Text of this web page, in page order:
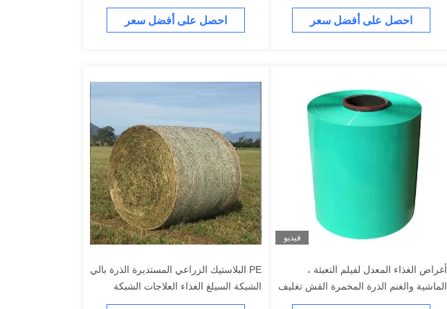
الزراعية في الدفيئة
احصل على أفضل سعر
والألواح MDF الورق الزخرفي للأثاث
احصل على أفضل سعر
فيديو
أغراض الغذاء المعدل لفيلم التعبئة ،
الماشية والغنم الذرة المخمرة القش تغليف
العشب الجاف والرطب فيلم التعبئة
PE البلاستيك الزراعي المستديرة الذرة بالي
الشبكة السيلغ الغذاء العلاجات الشبكة
القش الشبكة بالي الشبكة بالي خاص